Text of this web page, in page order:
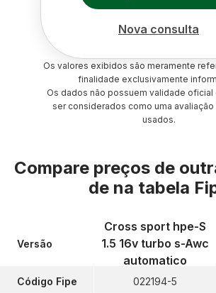
Nova consulta
Os valores exibidos são meramente
finalidade exclusivamente
Os dados não possuem validade oficial
ser considerados como uma
usados.
Compare preços de
de na tabela
Versão
Código Fipe
Cross sport hpe-S
1.5 16v turbo s-Awc
automatico
022194-5